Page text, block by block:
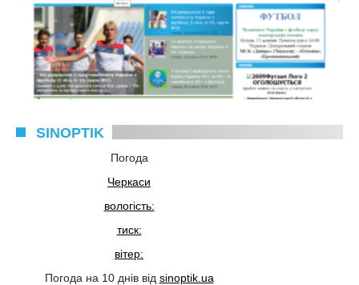
SINOPTIK
Погода
Черкаси
вологість:
тиск:
вітер:
Погода на 10 днів від sinoptik.ua